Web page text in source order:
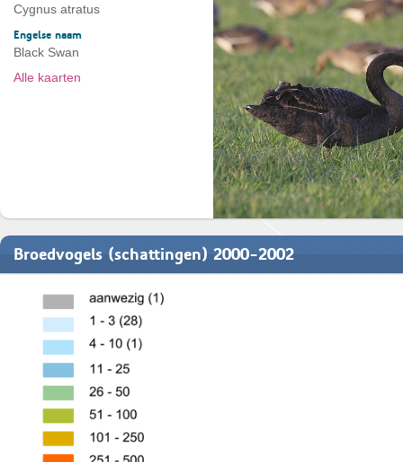
Cygnus atratus
Engelse naam
Black Swan
Alle kaarten
Broedvogels (schattingen) 2000-2002